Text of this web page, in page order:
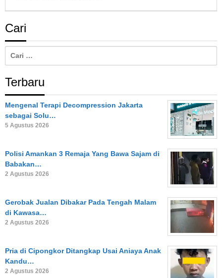
Cari
Terbaru
Mengenal Terapi Decompression Jakarta
sebagai Solu…
5 Agustus 2026
Polisi Amankan 3 Remaja Yang Bawa Sajam di
Babakan…
2 Agustus 2026
Gerobak Jualan Dibakar Pada Tengah Malam
di Kawasa…
2 Agustus 2026
Pria di Cipongkor Ditangkap Usai Aniaya Anak
Kandu…
2 Agustus 2026